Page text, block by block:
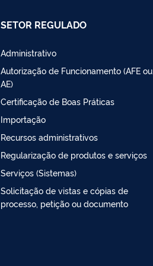
SETOR REGULADO
Administrativo
Autorização de Funcionamento (AFE ou
AE)
Certificação de Boas Práticas
Importação
Recursos administrativos
Regularização de produtos e serviços
Serviços (Sistemas)
Solicitação de vistas e cópias de
processo, petição ou documento